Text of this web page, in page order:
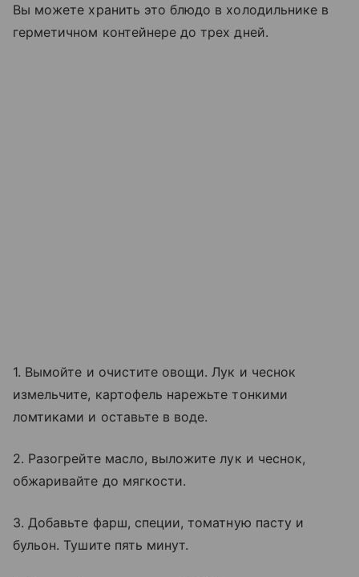
Вы можете хранить это блюдо в холодильнике в
герметичном контейнере до трех дней.
1. Вымойте и очистите овощи. Лук и чеснок
измельчите, картофель нарежьте тонкими
ломтиками и оставьте в воде.
2. Разогрейте масло, выложите лук и чеснок,
обжаривайте до мягкости.
3. Добавьте фарш, специи, томатную пасту и
бульон. Тушите пять минут.